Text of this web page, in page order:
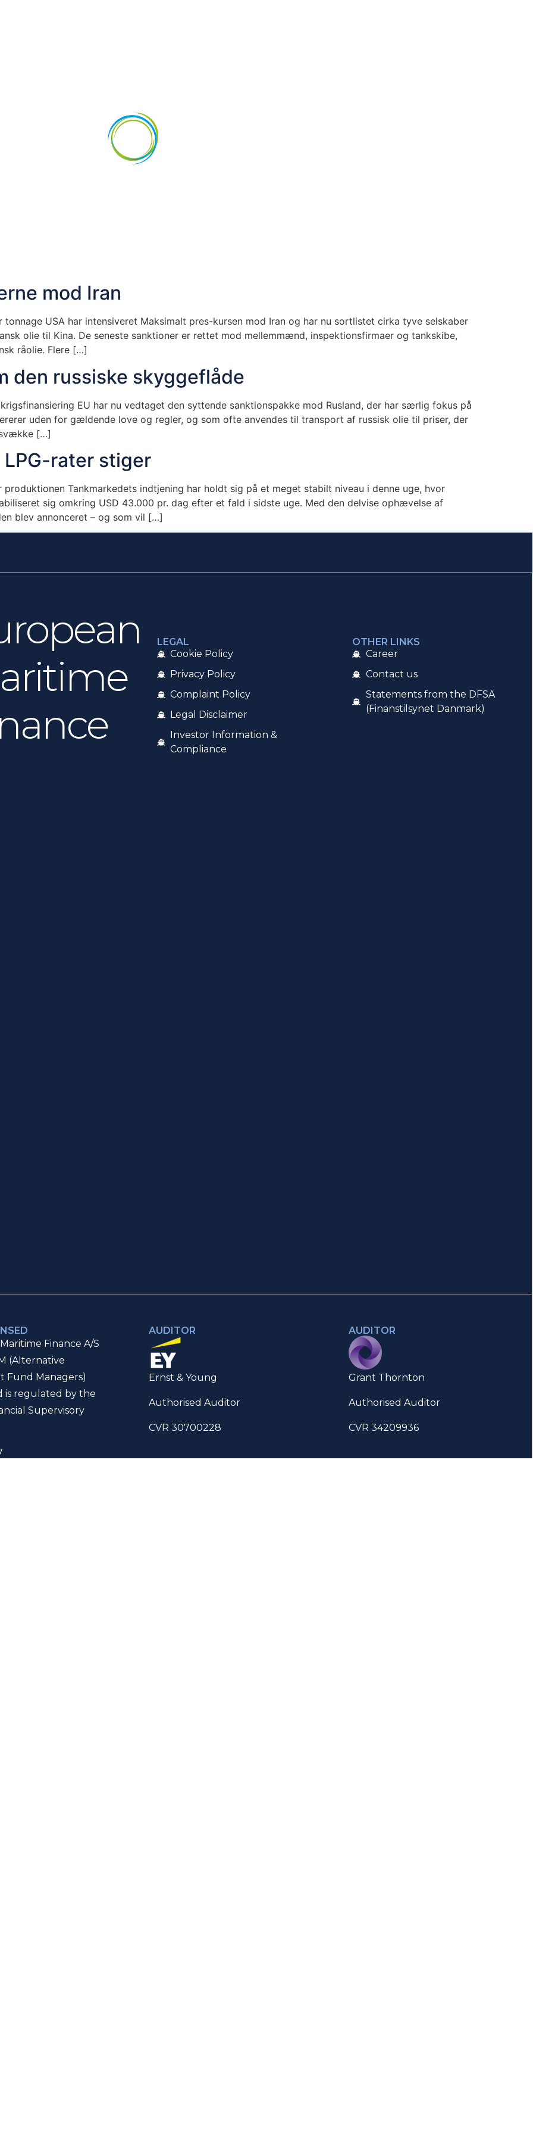
mod Iran
USA har intensiveret Maksimalt pres-kursen mod Iran og har nu sortlistet cirka tyve selskaber
olie til Kina. De seneste sanktioner er rettet mod mellemmænd, inspektionsfirmaer og tankskibe,
råolie. Flere […]
den russiske skyggeflåde
EU har nu vedtaget den syttende sanktionspakke mod Rusland, der har særlig fokus på
uden for gældende love og regler, og som ofte anvendes til transport af russisk olie til priser, der
[…]
rater stiger
Tankmarkedets indtjening har holdt sig på et meget stabilt niveau i denne uge, hvor
sig omkring USD 43.000 pr. dag efter et fald i sidste uge. Med den delvise ophævelse af
blev annonceret – og som vil […]
OTHER LINKS
Career
Contact us
Statements from the DFSA
(Finanstilsynet Danmark)
LEGAL
Cookie Policy
Privacy Policy
Complaint Policy
Legal Disclaimer
Investor Information &
Compliance
Finance A/S
(Alternative
Fund Managers)
is regulated by the
Supervisory
AUDITOR
Ernst & Young
Authorised Auditor
CVR 30700228
AUDITOR
Grant Thornton
Authorised Auditor
CVR 34209936